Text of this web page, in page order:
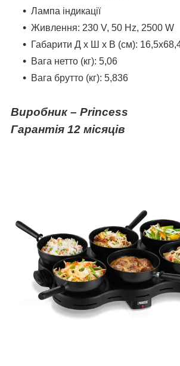
Лампа індикації
Живлення: 230 V, 50 Hz, 2500 W
Габарити Д х Ш х В (см):
Вага нетто (кг): 5,06
Вага брутто (кг): 5,836
Виробник – Princess
Гарантія 12 місяців